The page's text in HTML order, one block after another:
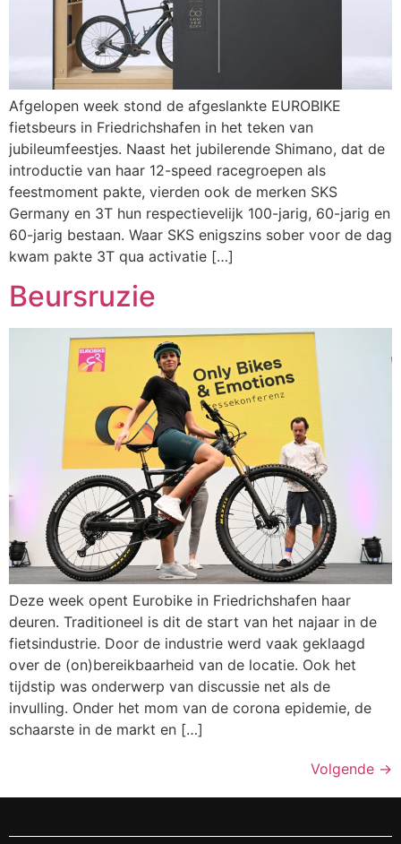
Afgelopen week stond de afgeslankte EUROBIKE
fietsbeurs in Friedrichshafen in het teken van
jubileumfeestjes. Naast het jubilerende Shimano, dat de
introductie van haar 12-speed racegroepen als
feestmoment pakte, vierden ook de merken SKS
Germany en 3T hun respectievelijk 100-jarig, 60-jarig en
60-jarig bestaan. Waar SKS enigszins sober voor de dag
kwam pakte 3T qua activatie […]
Beursruzie
Deze week opent Eurobike in Friedrichshafen haar
deuren. Traditioneel is dit de start van het najaar in de
fietsindustrie. Door de industrie werd vaak geklaagd
over de (on)bereikbaarheid van de locatie. Ook het
tijdstip was onderwerp van discussie net als de
invulling. Onder het mom van de corona epidemie, de
schaarste in de markt en […]
Volgende →